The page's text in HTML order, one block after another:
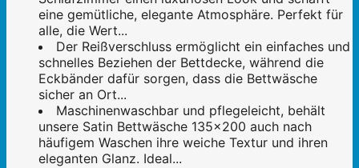
eine gemütliche, elegante Atmosphäre. Perfekt für
alle, die Wert...
Der Reißverschluss ermöglicht ein einfaches und
schnelles Beziehen der Bettdecke, während die
Eckbänder dafür sorgen, dass die Bettwäsche
sicher an Ort...
Maschinenwaschbar und pflegeleicht, behält
unsere Satin Bettwäsche 135x200 auch nach
häufigem Waschen ihre weiche Textur und ihren
eleganten Glanz. Ideal...